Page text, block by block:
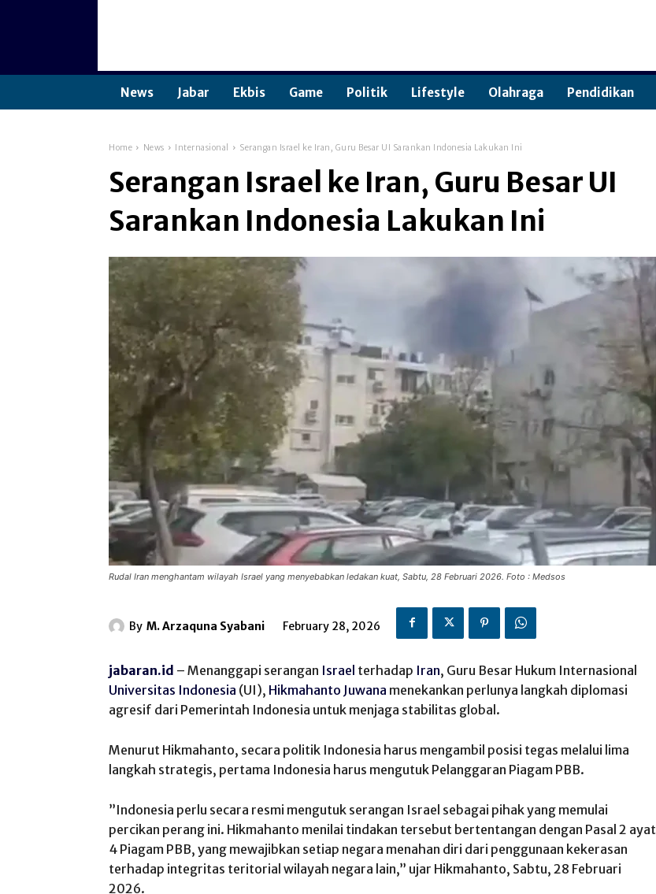
News Jabar Ekbis Game Politik Lifestyle Olahraga Pendidikan
Home News Internasional Serangan Israel ke Iran, Guru Besar UI Sarankan Indonesia Lakukan Ini
Serangan Israel ke Iran, Guru Besar UI
Sarankan Indonesia Lakukan Ini
Rudal Iran menghantam wilayah Israel yang menyebabkan ledakan kuat, Sabtu, 28 Februari 2026. Foto : Medsos
By M. Arzaquna Syabani February 28, 2026
jabaran.id – Menanggapi serangan Israel terhadap Iran, Guru Besar Hukum Internasional
Universitas Indonesia (UI), Hikmahanto Juwana menekankan perlunya langkah diplomasi
agresif dari Pemerintah Indonesia untuk menjaga stabilitas global.
​Menurut Hikmahanto, secara politik Indonesia harus mengambil posisi tegas melalui lima
langkah strategis, pertama Indonesia harus mengutuk Pelanggaran Piagam PBB.
​”Indonesia perlu secara resmi mengutuk serangan Israel sebagai pihak yang memulai
percikan perang ini. Hikmahanto menilai tindakan tersebut bertentangan dengan Pasal 2 ayat
4 Piagam PBB, yang mewajibkan setiap negara menahan diri dari penggunaan kekerasan
terhadap integritas teritorial wilayah negara lain,” ujar Hikmahanto, Sabtu, 28 Februari
2026.